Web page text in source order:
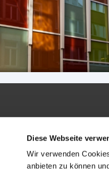
Diese Webseite
Wir verwenden
anbieten zu können